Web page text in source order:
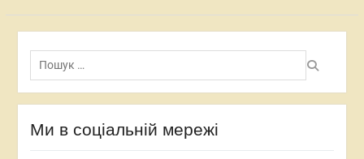
Пошук:
Ми в соціальній мережі